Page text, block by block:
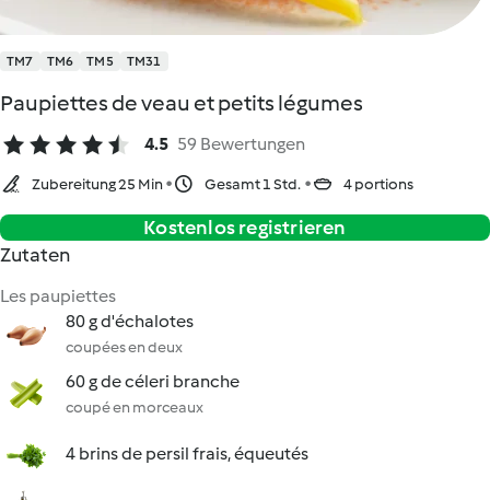
TM7 TM6 TM5 TM31
Paupiettes de veau et petits légumes
4.5 59 Bewertungen
Zubereitung 25 Min Gesamt 1 Std. 4 portions
Kostenlos registrieren
Zutaten
Les paupiettes
80 g d'échalotes
coupées en deux
60 g de céleri branche
coupé en morceaux
4 brins de persil frais, équeutés